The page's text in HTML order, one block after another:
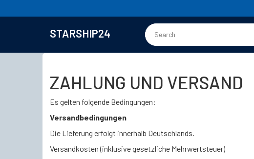
STARSHIP24
ZAHLUNG UND VERSAND
Es gelten folgende Bedingungen:
Versandbedingungen
Die Lieferung erfolgt innerhalb Deutschlands.
Versandkosten (inklusive gesetzliche Mehrwertsteuer)